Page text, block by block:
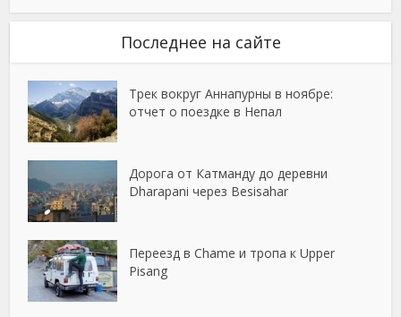
Последнее на сайте
Трек вокруг Аннапурны в ноябре:
отчет о поездке в Непал
Дорога от Катманду до деревни
Dharapani через Besisahar
Переезд в Chame и тропа к Upper
Pisang